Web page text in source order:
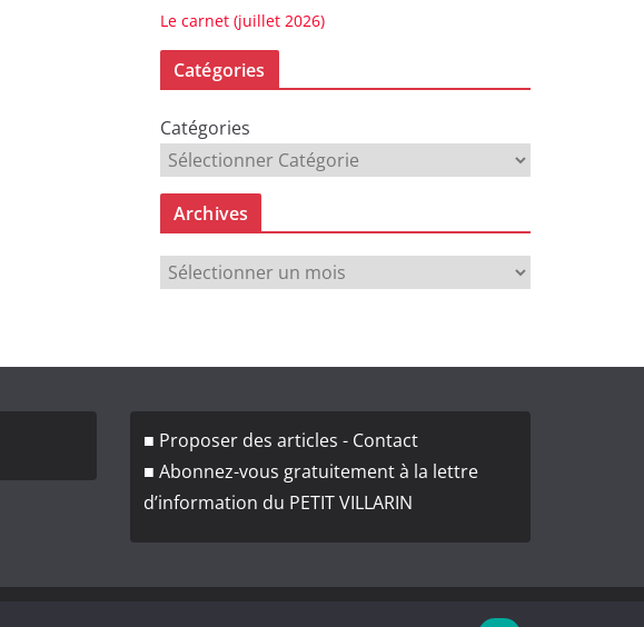
Le carnet (juillet 2026)
Catégories
Catégories
Archives
A
h
■ Proposer des articles - Contact
■ Abonnez-vous gratuitement à la lettre
d’information du PETIT VILLARIN